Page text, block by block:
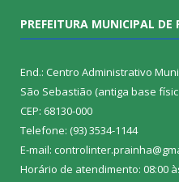
PREFEITURA MUNICIPAL DE
End.: Centro Administrativo
São Sebastião (antiga base
CEP: 68130-000
Telefone: (93) 3534-1144
E-mail:
Horário de atendimento: 08:00